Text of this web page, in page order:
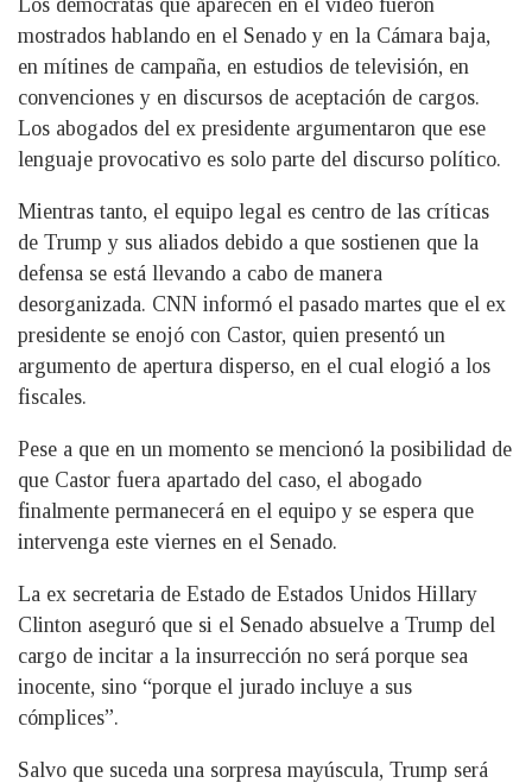
mostrados hablando en el Senado y en la Cámara baja,
en mítines de campaña, en estudios de televisión, en
convenciones y en discursos de aceptación de cargos.
Los abogados del ex presidente argumentaron que ese
lenguaje provocativo es solo parte del discurso político.
Mientras tanto, el equipo legal es centro de las críticas
de Trump y sus aliados debido a que sostienen que la
defensa se está llevando a cabo de manera
desorganizada. CNN informó el pasado martes que el ex
presidente se enojó con Castor, quien presentó un
argumento de apertura disperso, en el cual elogió a los
fiscales.
Pese a que en un momento se mencionó la posibilidad de
que Castor fuera apartado del caso, el abogado
finalmente permanecerá en el equipo y se espera que
intervenga este viernes en el Senado.
La ex secretaria de Estado de Estados Unidos Hillary
Clinton aseguró que si el Senado absuelve a Trump del
cargo de incitar a la insurrección no será porque sea
inocente, sino “porque el jurado incluye a sus
cómplices”.
Salvo que suceda una sorpresa mayúscula, Trump será